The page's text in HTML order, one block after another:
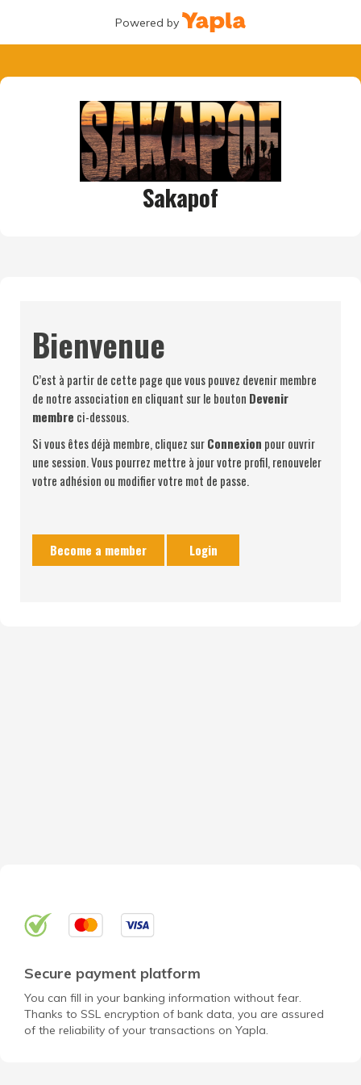
Powered by
Sakapof
Bienvenue
C’est à partir de cette page que vous pouvez devenir membre
de notre association en cliquant sur le bouton Devenir
membre ci-dessous.
Si vous êtes déjà membre, cliquez surConnexion pour ouvrir
une session. Vous pourrez mettre à jour votre profil, renouveler
votre adhésion ou modifier votre mot de passe.
Become a member Login
Secure payment platform
You can fill in your banking information without fear.
Thanks to SSL encryption of bank data, you are assured
of the reliability of your transactions on Yapla.